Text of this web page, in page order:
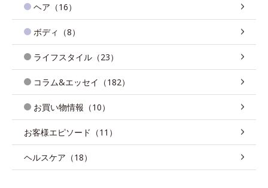
ヘア（16）
ボディ（8）
ライフスタイル（23）
コラム&エッセイ（182）
お買い物情報（10）
お客様エピソード（11）
ヘルスケア（18）